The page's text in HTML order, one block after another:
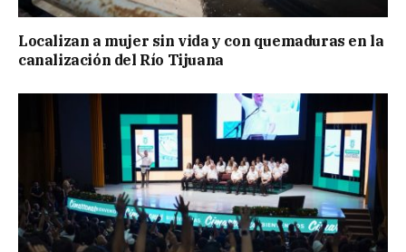
Localizan a mujer sin vida y con quemaduras en la
canalización del Río Tijuana